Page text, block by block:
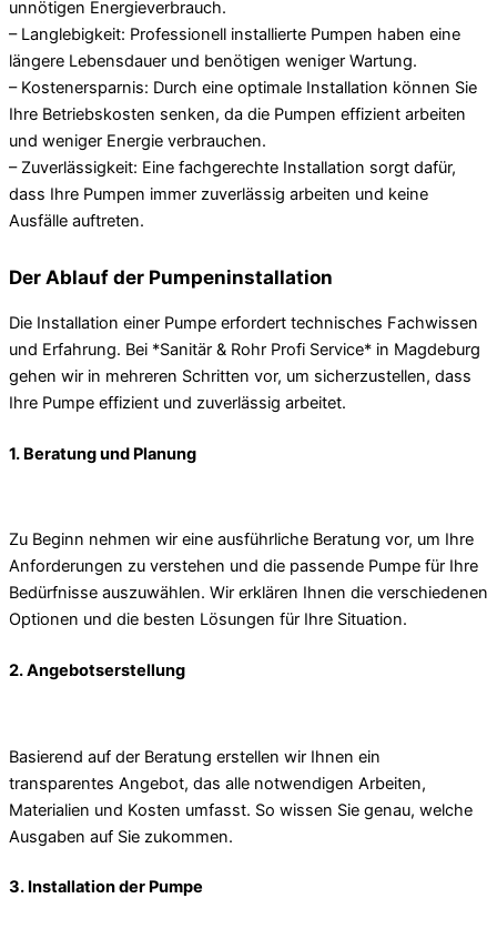
unnötigen Energieverbrauch.
– Langlebigkeit: Professionell installierte Pumpen haben eine
längere Lebensdauer und benötigen weniger Wartung.
– Kostenersparnis: Durch eine optimale Installation können Sie
Ihre Betriebskosten senken, da die Pumpen effizient arbeiten
und weniger Energie verbrauchen.
– Zuverlässigkeit: Eine fachgerechte Installation sorgt dafür,
dass Ihre Pumpen immer zuverlässig arbeiten und keine
Ausfälle auftreten.
Der Ablauf der Pumpeninstallation
Die Installation einer Pumpe erfordert technisches Fachwissen
und Erfahrung. Bei *Sanitär & Rohr Profi Service* in Magdeburg
gehen wir in mehreren Schritten vor, um sicherzustellen, dass
Ihre Pumpe effizient und zuverlässig arbeitet.
1. Beratung und Planung
Zu Beginn nehmen wir eine ausführliche Beratung vor, um Ihre
Anforderungen zu verstehen und die passende Pumpe für Ihre
Bedürfnisse auszuwählen. Wir erklären Ihnen die verschiedenen
Optionen und die besten Lösungen für Ihre Situation.
2. Angebotserstellung
Basierend auf der Beratung erstellen wir Ihnen ein
transparentes Angebot, das alle notwendigen Arbeiten,
Materialien und Kosten umfasst. So wissen Sie genau, welche
Ausgaben auf Sie zukommen.
3. Installation der Pumpe